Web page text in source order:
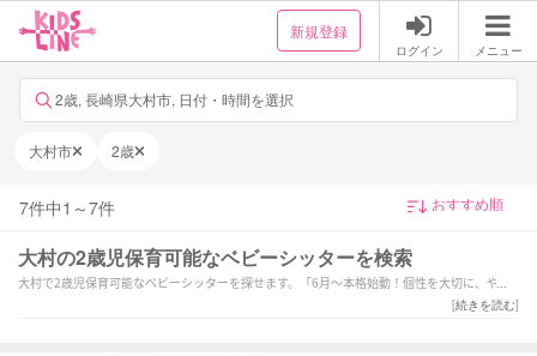
新規登録
ログイン メニュー
2歳, 長崎県大村市, 日付・時間を選択
大村市 2歳
7件中1 ～7件
大村の2歳児保育可能なベビーシッターを検索
大村で2歳児保育可能なベビーシッターを探せます。「6月〜本格始動！個性を大切に、やり
[続きを読む]